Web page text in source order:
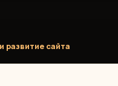
развитие сайта